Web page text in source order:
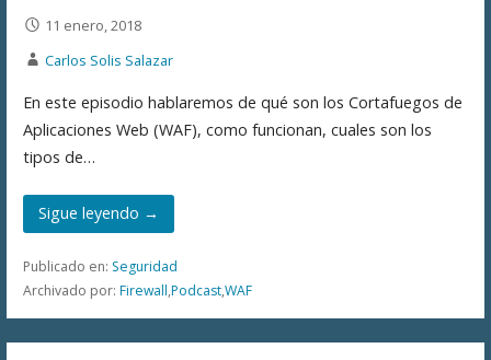
11 enero, 2018
Carlos Solis Salazar
En este episodio hablaremos de qué son los Cortafuegos de
Aplicaciones Web (WAF), como funcionan, cuales son los
tipos de…
Sigue leyendo →
Publicado en: Seguridad
Archivado por: Firewall,Podcast,WAF